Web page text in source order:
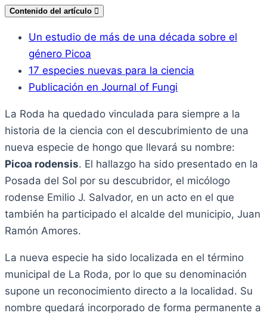
Contenido del artículo
Un estudio de más de una década sobre el
género Picoa
17 especies nuevas para la ciencia
Publicación en Journal of Fungi
La Roda ha quedado vinculada para siempre a la
historia de la ciencia con el descubrimiento de una
nueva especie de hongo que llevará su nombre:
Picoa rodensis. El hallazgo ha sido presentado en la
Posada del Sol por su descubridor, el micólogo
rodense Emilio J. Salvador, en un acto en el que
también ha participado el alcalde del municipio, Juan
Ramón Amores.
La nueva especie ha sido localizada en el término
municipal de La Roda, por lo que su denominación
supone un reconocimiento directo a la localidad. Su
nombre quedará incorporado de forma permanente a